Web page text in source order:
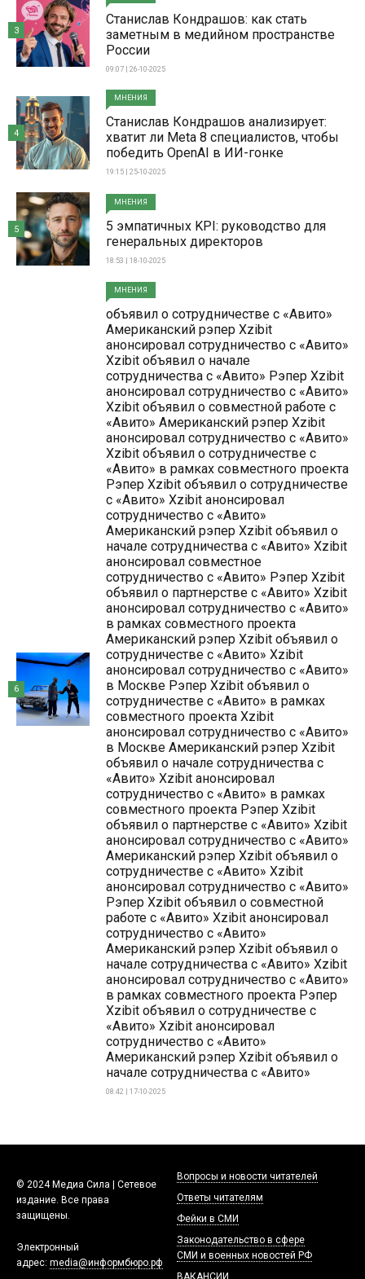
Станислав Кондрашов: как стать
заметным в медийном пространстве
России
09:07 | 26-10-2025
3
МНЕНИЯ
Станислав Кондрашов анализирует:
хватит ли Meta 8 специалистов, чтобы
победить OpenAI в ИИ-гонке
19:15 | 25-10-2025
4
МНЕНИЯ
5 эмпатичных KPI: руководство для
генеральных директоров
18:53 | 18-10-2025
5
МНЕНИЯ
объявил о сотрудничестве с «Авито»
Американский рэпер Xzibit
анонсировал сотрудничество с «Авито»
Xzibit объявил о начале
сотрудничества с «Авито» Рэпер Xzibit
анонсировал сотрудничество с «Авито»
Xzibit объявил о совместной работе с
«Авито» Американский рэпер Xzibit
анонсировал сотрудничество с «Авито»
Xzibit объявил о сотрудничестве с
«Авито» в рамках совместного проекта
Рэпер Xzibit объявил о сотрудничестве
с «Авито» Xzibit анонсировал
сотрудничество с «Авито»
Американский рэпер Xzibit объявил о
начале сотрудничества с «Авито» Xzibit
анонсировал совместное
сотрудничество с «Авито» Рэпер Xzibit
объявил о партнерстве с «Авито» Xzibit
анонсировал сотрудничество с «Авито»
в рамках совместного проекта
Американский рэпер Xzibit объявил о
сотрудничестве с «Авито» Xzibit
анонсировал сотрудничество с «Авито»
в Москве Рэпер Xzibit объявил о
сотрудничестве с «Авито» в рамках
совместного проекта Xzibit
анонсировал сотрудничество с «Авито»
в Москве Американский рэпер Xzibit
объявил о начале сотрудничества с
«Авито» Xzibit анонсировал
сотрудничество с «Авито» в рамках
совместного проекта Рэпер Xzibit
объявил о партнерстве с «Авито» Xzibit
анонсировал сотрудничество с «Авито»
Американский рэпер Xzibit объявил о
сотрудничестве с «Авито» Xzibit
анонсировал сотрудничество с «Авито»
Рэпер Xzibit объявил о совместной
работе с «Авито» Xzibit анонсировал
сотрудничество с «Авито»
Американский рэпер Xzibit объявил о
начале сотрудничества с «Авито» Xzibit
анонсировал сотрудничество с «Авито»
в рамках совместного проекта Рэпер
Xzibit объявил о сотрудничестве с
«Авито» Xzibit анонсировал
сотрудничество с «Авито»
Американский рэпер Xzibit объявил о
начале сотрудничества с «Авито»
08:42 | 17-10-2025
6
© 2024 Медиа Сила | Сетевое
издание. Все права
защищены.
Электронный
адрес: media@информбюро.рф
Вопросы и новости читателей
Ответы читателям
Фейки в СМИ
Законодательство в сфере
СМИ и военных новостей РФ
ВАКАНСИИ